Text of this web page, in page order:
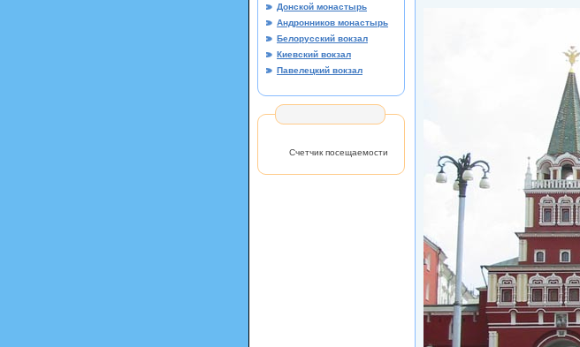
Донской монастырь
Андронников монастырь
Белорусский вокзал
Киевский вокзал
Павелецкий вокзал
Счетчик посещаемости